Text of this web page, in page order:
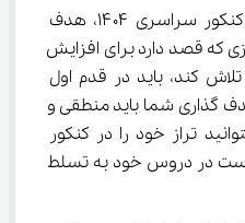
یکی از راه ‌های افزایش تراز کنکور سراسری ۱۴۰۴، هدف
که قصد دارد برای افزایش
کند، باید در قدم اول
شما باید منطقی و
تراز خود را در کنکور
است در دروس خود به تسلط